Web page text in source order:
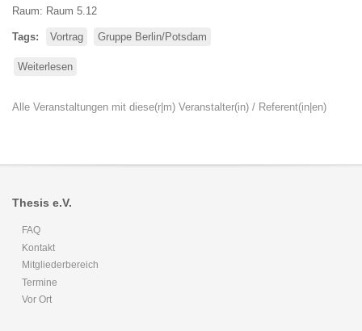
Raum: Raum 5.12
Tags Vortrag Gruppe Berlin/Potsdam
Weiterlesen
in
Alle Veranstaltungen mit diese(r|m) Veranstalter(in) / Referent(in|en)
Thesis e.V.
FAQ
Kontakt
Mitgliederbereich
Termine
Vor Ort